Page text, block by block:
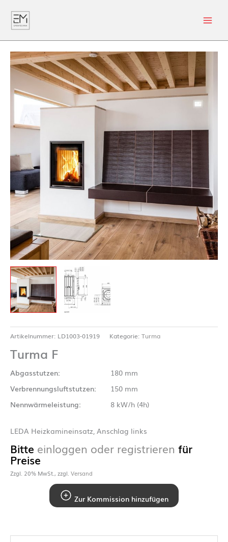
Artikelnummer: LD1003-01919 Kategorie: Turma
Turma F
Abgasstutzen:
180 mm
Verbrennungsluftstutzen:
150 mm
Nennwärmeleistung:
8 kW/h (4h)
LEDA Heizkamineinsatz, Anschlag links
Bitte einloggen oder registrieren für
Preise
Zzgl. 20% MwSt., zzgl. Versand
Zur Kommission hinzufügen